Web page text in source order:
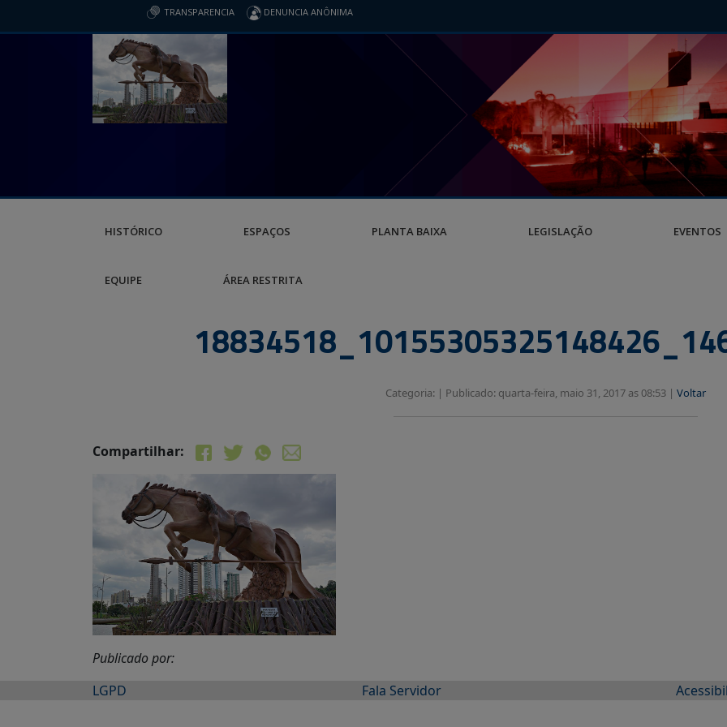
TRANSPARENCIA DENUNCIA ANÔNIMA
HISTÓRICO ESPAÇOS PLANTA BAIXA LEGISLAÇÃO EVENTOS
EQUIPE ÁREA RESTRITA
Categoria: | Publicado: quarta-feira, maio 31, 2017 as 08:53 | Voltar
Compartilhar:
Publicado por:
LGPD
Fala Servidor